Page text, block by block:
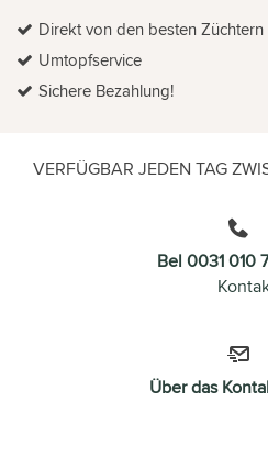
Direkt von den besten Züchtern
Umtopfservice
Sichere Bezahlung!
VERFÜGBAR JEDEN TAG
Bel 0031 010
Über das